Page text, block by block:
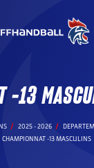
-13
2025 - 2026
CHAMPIONNAT -13 MASCULINS